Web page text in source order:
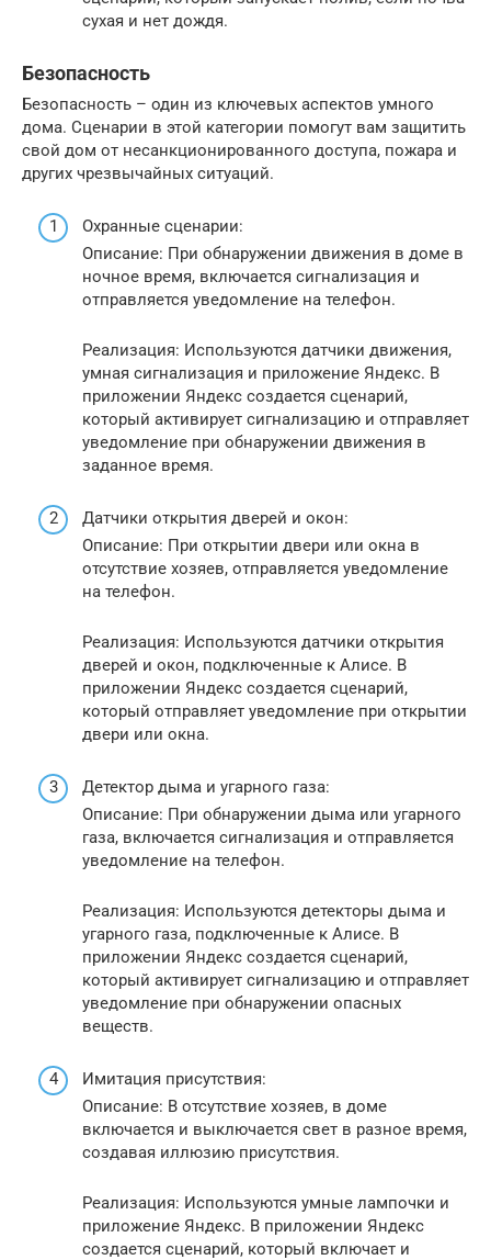
сухая и нет дождя.
Безопасность
Безопасность – один из ключевых аспектов умного
дома. Сценарии в этой категории помогут вам защитить
свой дом от несанкционированного доступа, пожара и
других чрезвычайных ситуаций.
Охранные сценарии:
Описание: При обнаружении движения в доме в
ночное время, включается сигнализация и
отправляется уведомление на телефон.
Реализация: Используются датчики движения,
умная сигнализация и приложение Яндекс. В
приложении Яндекс создается сценарий,
который активирует сигнализацию и отправляет
уведомление при обнаружении движения в
заданное время.
Датчики открытия дверей и окон:
Описание: При открытии двери или окна в
отсутствие хозяев, отправляется уведомление
на телефон.
Реализация: Используются датчики открытия
дверей и окон, подключенные к Алисе. В
приложении Яндекс создается сценарий,
который отправляет уведомление при открытии
двери или окна.
Детектор дыма и угарного газа:
Описание: При обнаружении дыма или угарного
газа, включается сигнализация и отправляется
уведомление на телефон.
Реализация: Используются детекторы дыма и
угарного газа, подключенные к Алисе. В
приложении Яндекс создается сценарий,
который активирует сигнализацию и отправляет
уведомление при обнаружении опасных
веществ.
Имитация присутствия:
Описание: В отсутствие хозяев, в доме
включается и выключается свет в разное время,
создавая иллюзию присутствия.
Реализация: Используются умные лампочки и
приложение Яндекс. В приложении Яндекс
создается сценарий, который включает и